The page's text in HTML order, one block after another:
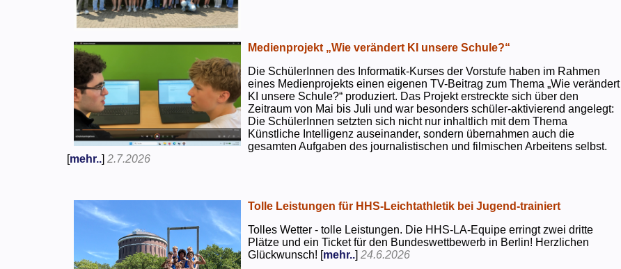
Medienprojekt „Wie verändert KI unsere Schule?“
Die SchülerInnen des Informatik-Kurses der Vorstufe haben im Rahmen
eines Medienprojekts einen eigenen TV-Beitrag zum Thema „Wie verändert
KI unsere Schule?“ produziert. Das Projekt erstreckte sich über den
Zeitraum von Mai bis Juli und war besonders schüler-aktivierend angelegt:
Die SchülerInnen setzten sich nicht nur inhaltlich mit dem Thema
Künstliche Intelligenz auseinander, sondern übernahmen auch die
gesamten Aufgaben des journalistischen und filmischen Arbeitens selbst.
[mehr..]2.7.2026
Tolle Leistungen für HHS-Leichtathletik bei Jugend-trainiert
Tolles Wetter - tolle Leistungen. Die HHS-LA-Equipe erringt zwei dritte
Plätze und ein Ticket für den Bundeswettbewerb in Berlin! Herzlichen
Glückwunsch! [mehr..]24.6.2026